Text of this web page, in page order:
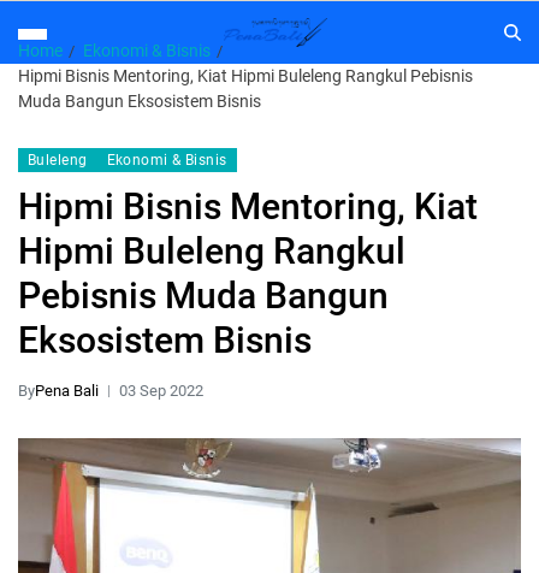
Home
Ekonomi & Bisnis
Hipmi Bisnis Mentoring, Kiat Hipmi Buleleng Rangkul Pebisnis
Muda Bangun Eksosistem Bisnis
Buleleng Ekonomi & Bisnis
Hipmi Bisnis Mentoring, Kiat
Hipmi Buleleng Rangkul
Pebisnis Muda Bangun
Eksosistem Bisnis
ByPena Bali 03 Sep 2022